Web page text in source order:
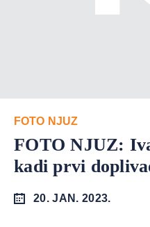
FOTO NJUZ
FOTO NJUZ:
kadi prvi
20. JAN. 2023.